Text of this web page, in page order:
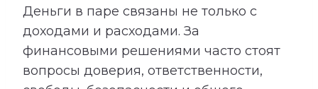
Деньги в паре связаны не только с
доходами и расходами. За
финансовыми решениями часто стоят
вопросы доверия, ответственности,